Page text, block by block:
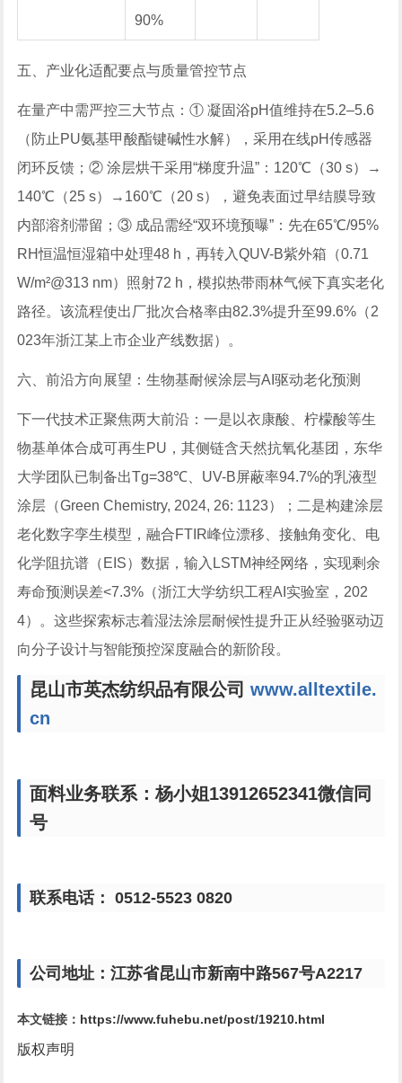
90%
五、产业化适配要点与质量管控节点
在量产中需严控三大节点：① 凝固浴pH值维持在5.2–5.6
（防止PU氨基甲酸酯键碱性水解），采用在线pH传感器
闭环反馈；② 涂层烘干采用“梯度升温”：120℃（30 s）→
140℃（25 s）→160℃（20 s），避免表面过早结膜导致
内部溶剂滞留；③ 成品需经“双环境预曝”：先在65℃/95%
RH恒温恒湿箱中处理48 h，再转入QUV-B紫外箱（0.71
W/m²@313 nm）照射72 h，模拟热带雨林气候下真实老化
路径。该流程使出厂批次合格率由82.3%提升至99.6%（2
023年浙江某上市企业产线数据）。
六、前沿方向展望：生物基耐候涂层与AI驱动老化预测
下一代技术正聚焦两大前沿：一是以衣康酸、柠檬酸等生
物基单体合成可再生PU，其侧链含天然抗氧化基团，东华
大学团队已制备出Tg=38℃、UV-B屏蔽率94.7%的乳液型
涂层（Green Chemistry, 2024, 26: 1123）；二是构建涂层
老化数字孪生模型，融合FTIR峰位漂移、接触角变化、电
化学阻抗谱（EIS）数据，输入LSTM神经网络，实现剩余
寿命预测误差<7.3%（浙江大学纺织工程AI实验室，202
4）。这些探索标志着湿法涂层耐候性提升正从经验驱动迈
向分子设计与智能预控深度融合的新阶段。
昆山市英杰纺织品有限公司www.alltextile.
cn
面料业务联系：杨小姐13912652341微信同
号
联系电话： 0512-5523 0820
公司地址：江苏省昆山市新南中路567号A2217
本文链接： https://www.fuhebu.net/post/19210.html
版权声明